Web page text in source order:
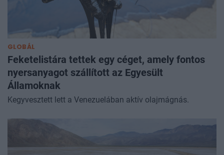
GLOBÁL
Feketelistára tettek egy céget, amely fontos
nyersanyagot szállított az Egyesült
Államoknak
Kegyvesztett lett a Venezuelában aktív olajmágnás.